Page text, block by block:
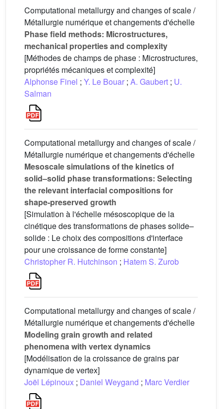
Computational metallurgy and changes of scale /
Métallurgie numérique et changements d'échelle
Phase field methods: Microstructures,
mechanical properties and complexity
[Méthodes de champs de phase : Microstructures,
propriétés mécaniques et complexité]
Alphonse Finel ; Y. Le Bouar ; A. Gaubert ; U.
Salman
Computational metallurgy and changes of scale /
Métallurgie numérique et changements d'échelle
Mesoscale simulations of the kinetics of
solid–solid phase transformations: Selecting
the relevant interfacial compositions for
shape-preserved growth
[Simulation à l'échelle mésoscopique de la
cinétique des transformations de phases solide–
solide : Le choix des compositions d'interface
pour une croissance de forme constante]
Christopher R. Hutchinson ; Hatem S. Zurob
Computational metallurgy and changes of scale /
Métallurgie numérique et changements d'échelle
Modeling grain growth and related
phenomena with vertex dynamics
[Modélisation de la croissance de grains par
dynamique de vertex]
Joël Lépinoux ; Daniel Weygand ; Marc Verdier